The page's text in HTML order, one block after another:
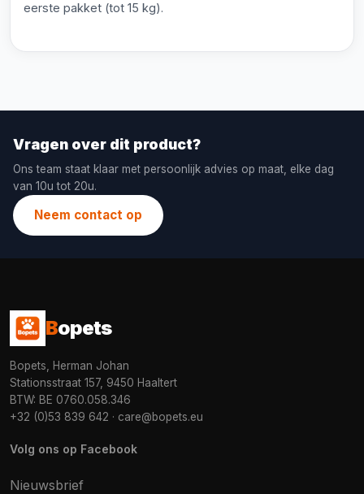
eerste pakket (tot 15 kg).
Vragen over dit product?
Ons team staat klaar met persoonlijk advies op maat, elke dag
van 10u tot 20u.
Neem contact op
Bopets
Bopets, Herman Johan
Stationsstraat 157, 9450 Haaltert
BTW: BE 0760.058.346
+32 (0)53 839 642 · care@bopets.eu
Volg ons op Facebook
Nieuwsbrief